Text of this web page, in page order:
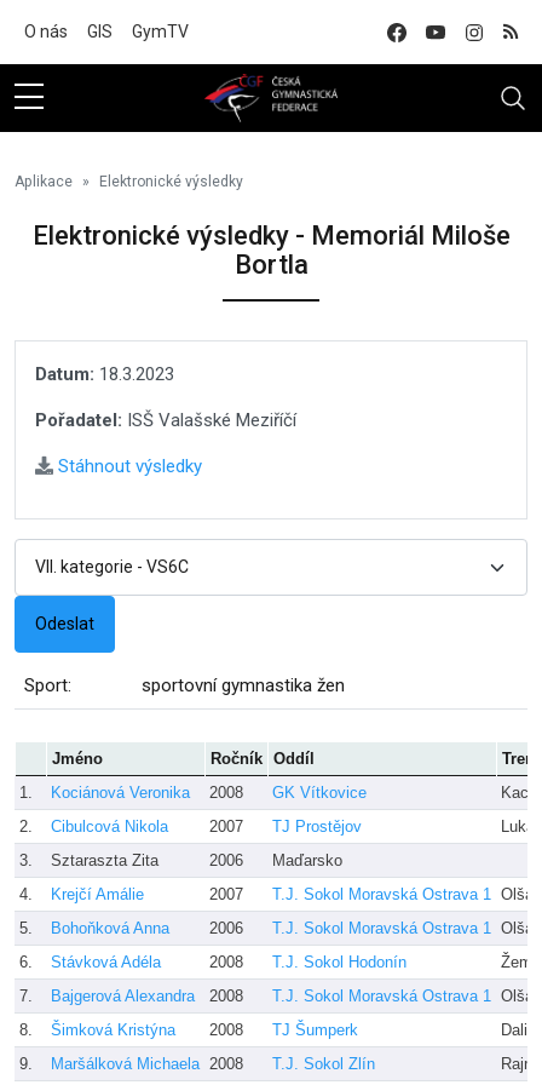
O nás GIS GymTV
Aplikace Elektronické výsledky
Elektronické výsledky - Memoriál Miloše
Bortla
Datum: 18.3.2023
Pořadatel: ISŠ Valašské Meziříčí
Stáhnout výsledky
Sport: sportovní gymnastika žen
Jméno Ročník Oddíl
1.
Kociánová Veronika 2008 GK Vítkovice
2.
Cibulcová Nikola 2007 TJ Prostějov
3.
Sztaraszta Zita 2006
Maďarsko
4.
Krejčí Amálie 2007 T.J. Sokol Moravská Ostrava 1
5.
Bohoňková Anna 2006 T.J. Sokol Moravská Ostrava 1
6.
Stávková Adéla 2008 T.J. Sokol Hodonín
7.
Bajgerová Alexandra 2008 T.J. Sokol Moravská Ostrava 1
8.
Šimková Kristýna 2008 TJ Šumperk
9.
Maršálková Michaela 2008 T.J. Sokol Zlín